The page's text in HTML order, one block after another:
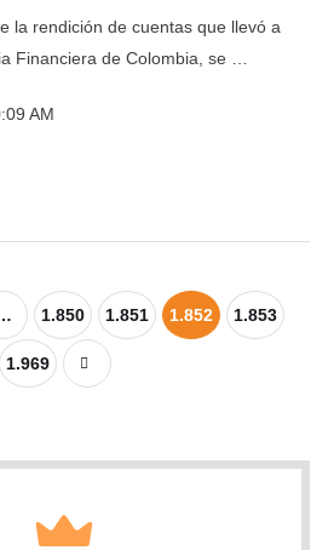
la rendición de cuentas que llevó a
Financiera de Colombia, se …
AM
1.850 1.851 1.852 1.853
1.969